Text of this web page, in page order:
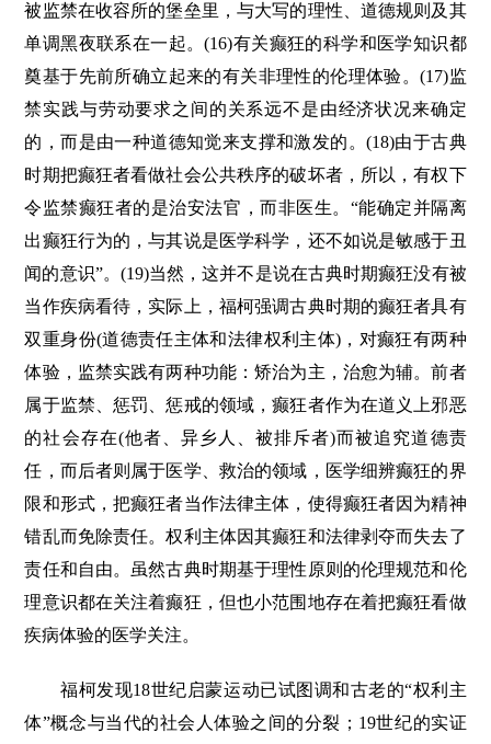
被监禁在收容所的堡垒里，与大写的理性、道德规则及其
单调黑夜联系在一起。(16)有关癫狂的科学和医学知识都
奠基于先前所确立起来的有关非理性的伦理体验。(17)监
禁实践与劳动要求之间的关系远不是由经济状况来确定
的，而是由一种道德知觉来支撑和激发的。(18)由于古典
时期把癫狂者看做社会公共秩序的破坏者，所以，有权下
令监禁癫狂者的是治安法官，而非医生。“能确定并隔离
出癫狂行为的，与其说是医学科学，还不如说是敏感于丑
闻的意识”。(19)当然，这并不是说在古典时期癫狂没有被
当作疾病看待，实际上，福柯强调古典时期的癫狂者具有
双重身份(道德责任主体和法律权利主体)，对癫狂有两种
体验，监禁实践有两种功能：矫治为主，治愈为辅。前者
属于监禁、惩罚、惩戒的领域，癫狂者作为在道义上邪恶
的社会存在(他者、异乡人、被排斥者)而被追究道德责
任，而后者则属于医学、救治的领域，医学细辨癫狂的界
限和形式，把癫狂者当作法律主体，使得癫狂者因为精神
错乱而免除责任。权利主体因其癫狂和法律剥夺而失去了
责任和自由。虽然古典时期基于理性原则的伦理规范和伦
理意识都在关注着癫狂，但也小范围地存在着把癫狂看做
疾病体验的医学关注。
福柯发现18世纪启蒙运动已试图调和古老的“权利主
体”概念与当代的社会人体验之间的分裂；19世纪的实证